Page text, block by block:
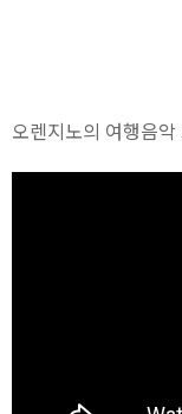
오렌지노의 여행음